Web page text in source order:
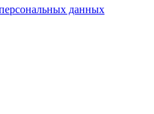
данных